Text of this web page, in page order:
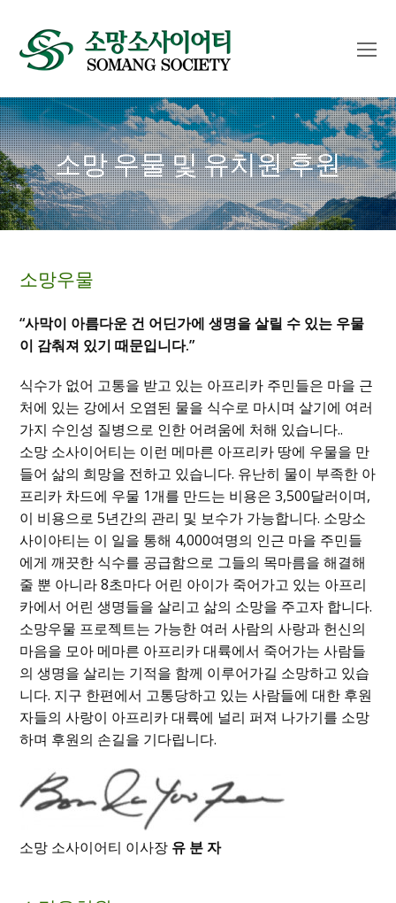
소망 우물 및 유치원 후원
소망우물
“사막이 아름다운 건 어딘가에 생명을 살릴 수 있는 우물
이 감춰져 있기 때문입니다.”
식수가 없어 고통을 받고 있는 아프리카 주민들은 마을 근
처에 있는 강에서 오염된 물을 식수로 마시며 살기에 여러
가지 수인성 질병으로 인한 어려움에 처해 있습니다..
소망 소사이어티는 이런 메마른 아프리카 땅에 우물을 만
들어 삶의 희망을 전하고 있습니다. 유난히 물이 부족한 아
프리카 차드에 우물 1개를 만드는 비용은 3,500달러이며,
이 비용으로 5년간의 관리 및 보수가 가능합니다. 소망소
사이아티는 이 일을 통해 4,000여명의 인근 마을 주민들
에게 깨끗한 식수를 공급함으로 그들의 목마름을 해결해
줄 뿐 아니라 8초마다 어린 아이가 죽어가고 있는 아프리
카에서 어린 생명들을 살리고 삶의 소망을 주고자 합니다.
소망우물 프로젝트는 가능한 여러 사람의 사랑과 헌신의
마음을 모아 메마른 아프리카 대륙에서 죽어가는 사람들
의 생명을 살리는 기적을 함께 이루어가길 소망하고 있습
니다. 지구 한편에서 고통당하고 있는 사람들에 대한 후원
자들의 사랑이 아프리카 대륙에 널리 퍼져 나가기를 소망
하며 후원의 손길을 기다립니다.
소망 소사이어티 이사장 유 분 자